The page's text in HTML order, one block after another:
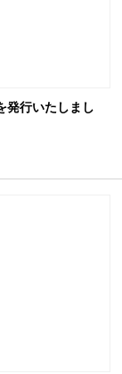
発行いたしまし